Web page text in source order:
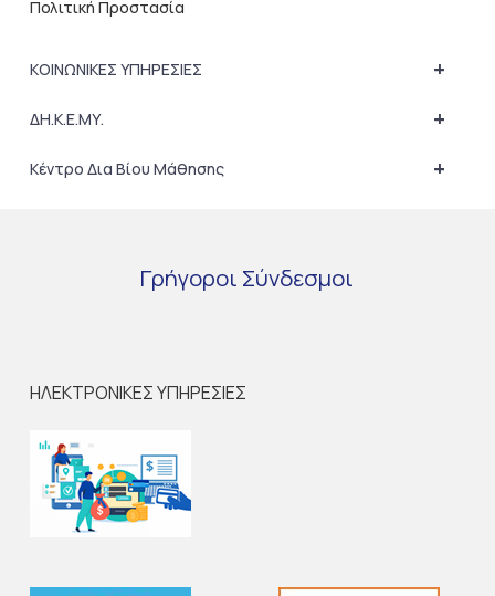
Πολιτική Προστασία
+
ΚΟΙΝΩΝΙΚΕΣ ΥΠΗΡΕΣΙΕΣ
+
ΔΗ.Κ.Ε.ΜΥ.
+
Κέντρο Δια Βίου Μάθησης
Γρήγοροι Σύνδεσμοι
ΗΛΕΚΤΡΟΝΙΚΕΣ ΥΠΗΡΕΣΙΕΣ